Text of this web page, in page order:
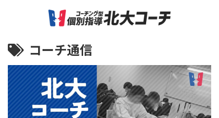
コーチ通信